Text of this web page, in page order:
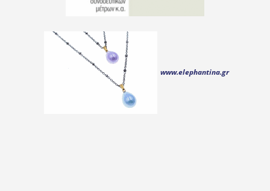
www.elephantina.gr